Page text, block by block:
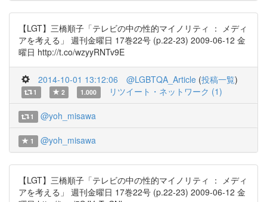
【LGT】三橋順子「テレビの中の性的マイノリティ ： メディ
アを考える」 週刊金曜日 17巻22号 (p.22-23) 2009-06-12 金
曜日 http://t.co/wzyyRNTv9E
2014-10-01 13:12:06 @LGBTQA_Article (投稿一覧)
1 2 1.000 リツイート・ネットワーク (1)
1 @yoh_misawa
1 @yoh_misawa
【LGT】三橋順子「テレビの中の性的マイノリティ ： メディ
アを考える」 週刊金曜日 17巻22号 (p.22-23) 2009-06-12 金